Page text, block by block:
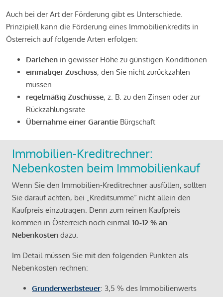
Auch bei der Art der Förderung gibt es Unterschiede.
Prinzipiell kann die Förderung eines Immobilienkredits in
Österreich auf folgende Arten erfolgen:
Darlehen in gewisser Höhe zu günstigen Konditionen
einmaliger Zuschuss, den Sie nicht zurückzahlen
müssen
regelmäßig Zuschüsse, z. B. zu den Zinsen oder zur
Rückzahlungsrate
Übernahme einer Garantie Bürgschaft
Immobilien-Kreditrechner:
Nebenkosten beim Immobilienkauf
Wenn Sie den Immobilien-Kreditrechner ausfüllen, sollten
Sie darauf achten, bei „Kreditsumme“ nicht allein den
Kaufpreis einzutragen. Denn zum reinen Kaufpreis
kommen in Österreich noch einmal10-12 % an
Nebenkosten dazu.
Im Detail müssen Sie mit den folgenden Punkten als
Nebenkosten rechnen:
Grunderwerbsteuer: 3,5 % des Immobilienwerts